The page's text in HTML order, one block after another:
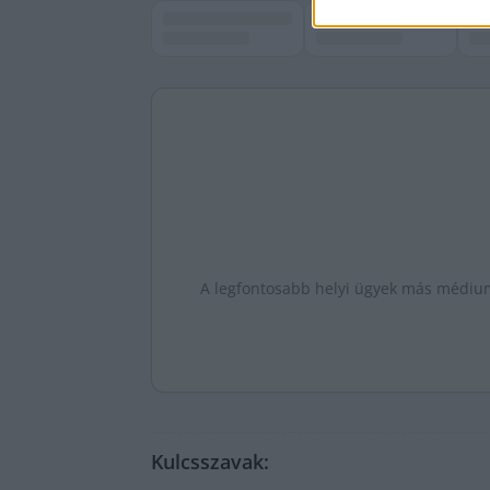
A legfontosabb helyi ügyek más
Kulcsszavak: